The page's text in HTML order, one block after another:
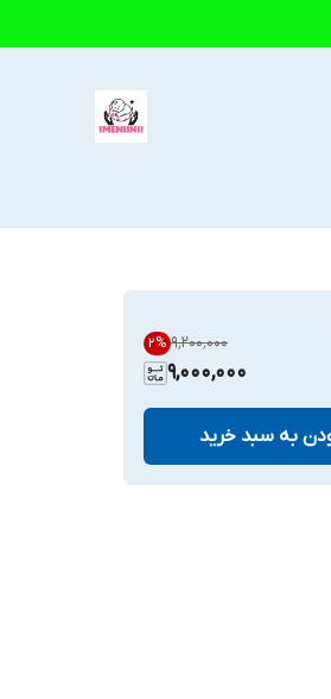
۹٬۲۰۰٬۰۰۰ 2%
9,000,000
به سبد خرید